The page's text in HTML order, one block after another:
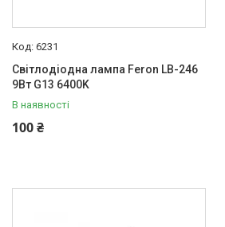
6231
Світлодіодна лампа Feron LB-246
9Вт G13 6400K
В наявності
100 ₴